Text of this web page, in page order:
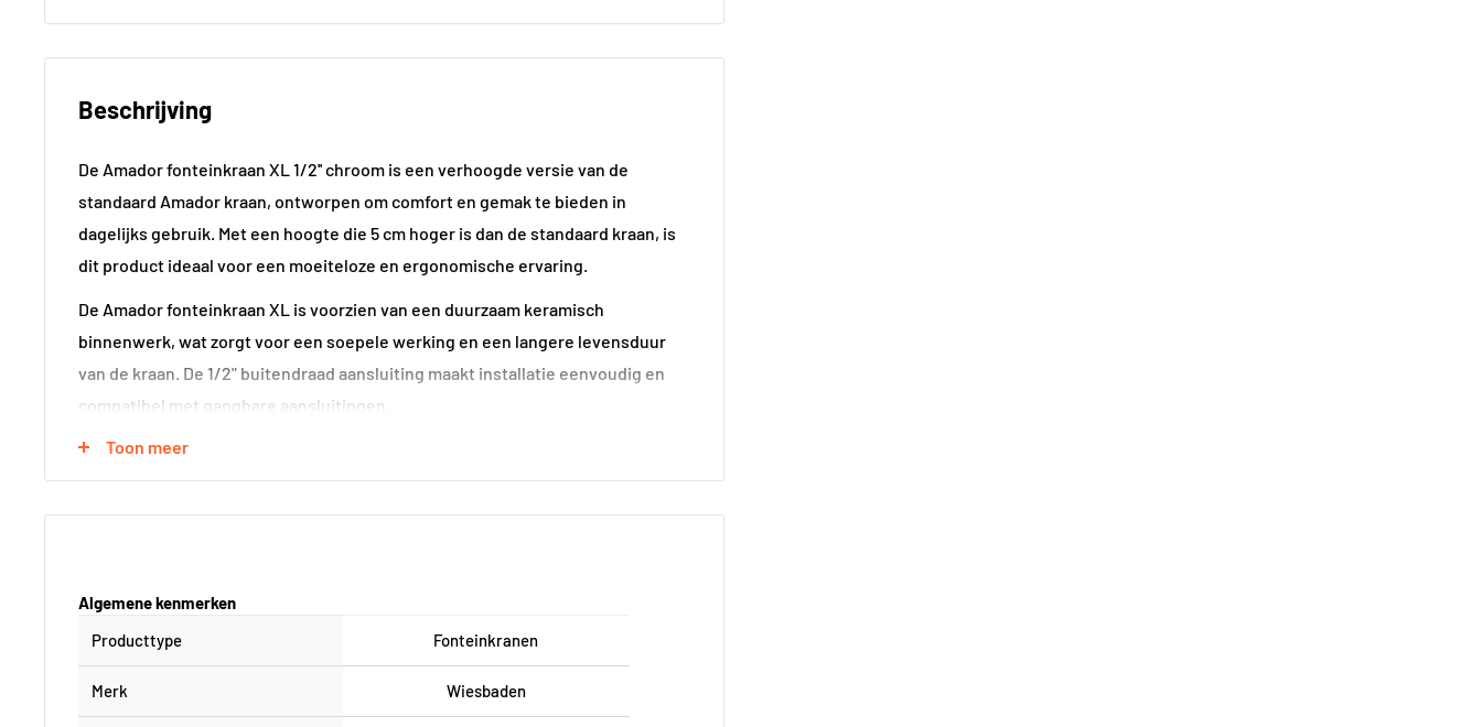
Beschrijving
De Amador fonteinkraan XL 1/2'' chroom is een verhoogde versie van de
standaard Amador kraan, ontworpen om comfort en gemak te bieden in
dagelijks gebruik. Met een hoogte die 5 cm hoger is dan de standaard kraan, is
dit product ideaal voor een moeiteloze en ergonomische ervaring.
De Amador fonteinkraan XL is voorzien van een duurzaam keramisch
binnenwerk, wat zorgt voor een soepele werking en een langere levensduur
van de kraan. De 1/2" buitendraad aansluiting maakt installatie eenvoudig en
compatibel met gangbare aansluitingen.
Deze kraan is afgewerkt in chroom, wat een tijdloze uitstraling geeft en
gemakkelijk te combineren is met verschillende badkamerstijlen. Het Kiwa
certificering geeft u de zekerheid van kwaliteit en betrouwbaarheid.
Toon meer
Algemene kenmerken
Producttype
Fonteinkranen
Merk Wiesbaden